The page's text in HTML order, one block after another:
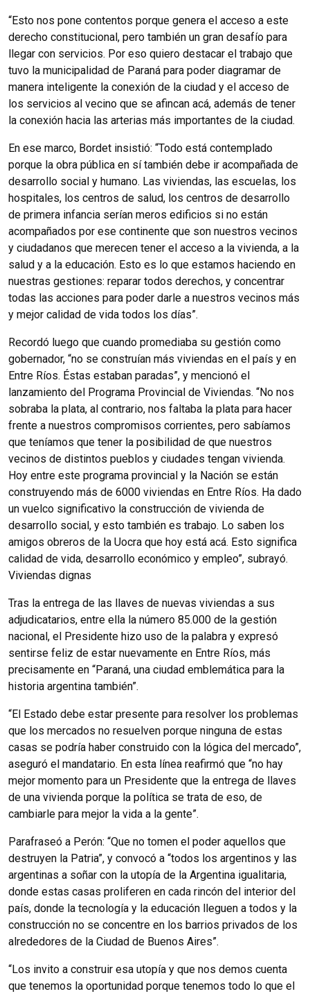
“Esto nos pone contentos porque genera el acceso a este
derecho constitucional, pero también un gran desafío para
llegar con servicios. Por eso quiero destacar el trabajo que
tuvo la municipalidad de Paraná para poder diagramar de
manera inteligente la conexión de la ciudad y el acceso de
los servicios al vecino que se afincan acá, además de tener
la conexión hacia las arterias más importantes de la ciudad.
En ese marco, Bordet insistió: “Todo está contemplado
porque la obra pública en sí también debe ir acompañada de
desarrollo social y humano. Las viviendas, las escuelas, los
hospitales, los centros de salud, los centros de desarrollo
de primera infancia serían meros edificios si no están
acompañados por ese continente que son nuestros vecinos
y ciudadanos que merecen tener el acceso a la vivienda, a la
salud y a la educación. Esto es lo que estamos haciendo en
nuestras gestiones: reparar todos derechos, y concentrar
todas las acciones para poder darle a nuestros vecinos más
y mejor calidad de vida todos los días”.
Recordó luego que cuando promediaba su gestión como
gobernador, “no se construían más viviendas en el país y en
Entre Ríos. Éstas estaban paradas”, y mencionó el
lanzamiento del Programa Provincial de Viviendas. “No nos
sobraba la plata, al contrario, nos faltaba la plata para hacer
frente a nuestros compromisos corrientes, pero sabíamos
que teníamos que tener la posibilidad de que nuestros
vecinos de distintos pueblos y ciudades tengan vivienda.
Hoy entre este programa provincial y la Nación se están
construyendo más de 6000 viviendas en Entre Ríos. Ha dado
un vuelco significativo la construcción de vivienda de
desarrollo social, y esto también es trabajo. Lo saben los
amigos obreros de la Uocra que hoy está acá. Esto significa
calidad de vida, desarrollo económico y empleo”, subrayó.
Viviendas dignas
Tras la entrega de las llaves de nuevas viviendas a sus
adjudicatarios, entre ella la número 85.000 de la gestión
nacional, el Presidente hizo uso de la palabra y expresó
sentirse feliz de estar nuevamente en Entre Ríos, más
precisamente en “Paraná, una ciudad emblemática para la
historia argentina también”.
“El Estado debe estar presente para resolver los problemas
que los mercados no resuelven porque ninguna de estas
casas se podría haber construido con la lógica del mercado”,
aseguró el mandatario. En esta línea reafirmó que “no hay
mejor momento para un Presidente que la entrega de llaves
de una vivienda porque la política se trata de eso, de
cambiarle para mejor la vida a la gente”.
Parafraseó a Perón: “Que no tomen el poder aquellos que
destruyen la Patria”, y convocó a “todos los argentinos y las
argentinas a soñar con la utopía de la Argentina igualitaria,
donde estas casas proliferen en cada rincón del interior del
país, donde la tecnología y la educación lleguen a todos y la
construcción no se concentre en los barrios privados de los
alrededores de la Ciudad de Buenos Aires”.
“Los invito a construir esa utopía y que nos demos cuenta
que tenemos la oportunidad porque tenemos todo lo que el